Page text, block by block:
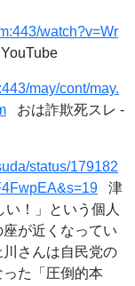
watch?v=Wr
may/cont/may.
おは詐欺死スレ -
status/179182
津
！」という個人
が近くなってい
さんは自民党の
た「圧倒的本